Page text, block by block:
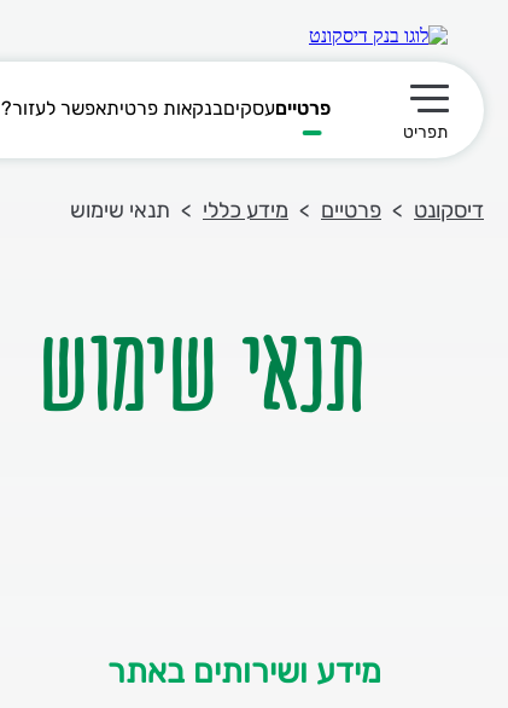
תפריט ראשי
תפריט
פרטייםעסקיםבנקאות פרטיתאפשר לעזור?
דיסקונט פרטיים מידע כללי תנאי שימוש
תנאי שימוש
מידע ושירותים באתר